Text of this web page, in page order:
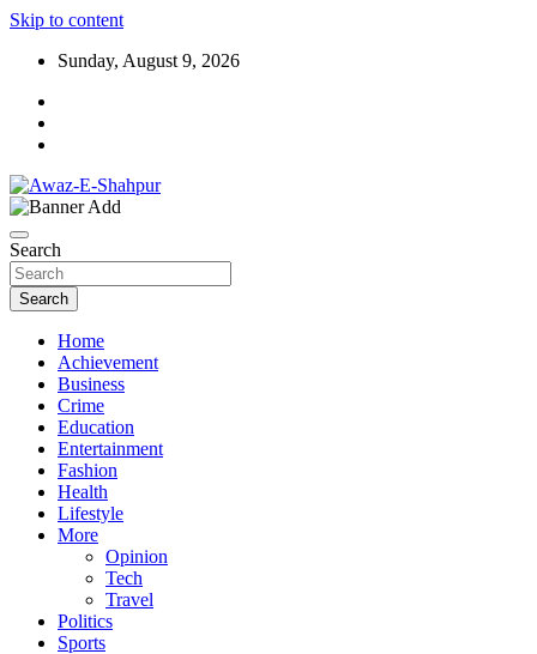
Skip to content
Sunday, August 9, 2026
Awaz-E-Shahpur
Search
Search
Home
Achievement
Business
Crime
Education
Entertainment
Fashion
Health
Lifestyle
More
Opinion
Tech
Travel
Politics
Sports